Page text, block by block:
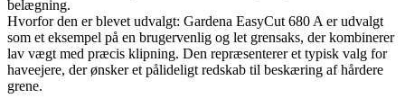
belægning.
Hvorfor den er blevet udvalgt: Gardena EasyCut 680 A er udvalgt
som et eksempel på en brugervenlig og let grensaks, der kombinerer
lav vægt med præcis klipning. Den repræsenterer et typisk valg for
haveejere, der ønsker et pålideligt redskab til beskæring af hårdere
grene.